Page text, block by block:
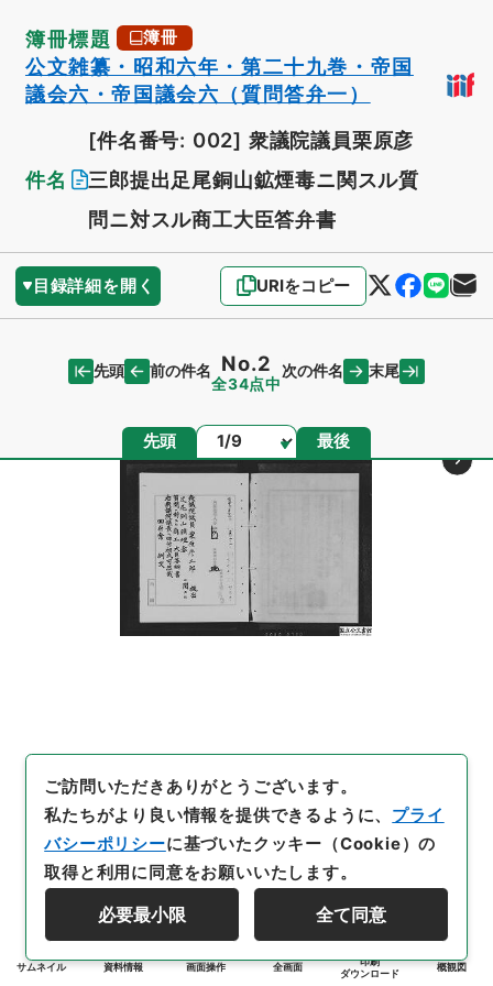
簿冊標題 簿冊
公文雑纂・昭和六年・第二十九巻・帝国
議会六・帝国議会六（質問答弁一）
件名
[件名番号: 002] 衆議院議員栗原彦
三郎提出足尾銅山鉱煙毒ニ関スル質
問ニ対スル商工大臣答弁書
目録詳細を開く URIをコピー
先頭 前の件名 No.2
全34点中
次の件名 末尾
先頭 ページ 最後
サムネイル 資料情報 画面操作 全画面
印刷
ダウンロード
概観図
ご訪問いただきありがとうございます。
私たちがより良い情報を提供できるように、 プライ
バシーポリシーに基づいたクッキー（Cookie）の
取得と利用に同意をお願いいたします。
必要最小限 全て同意